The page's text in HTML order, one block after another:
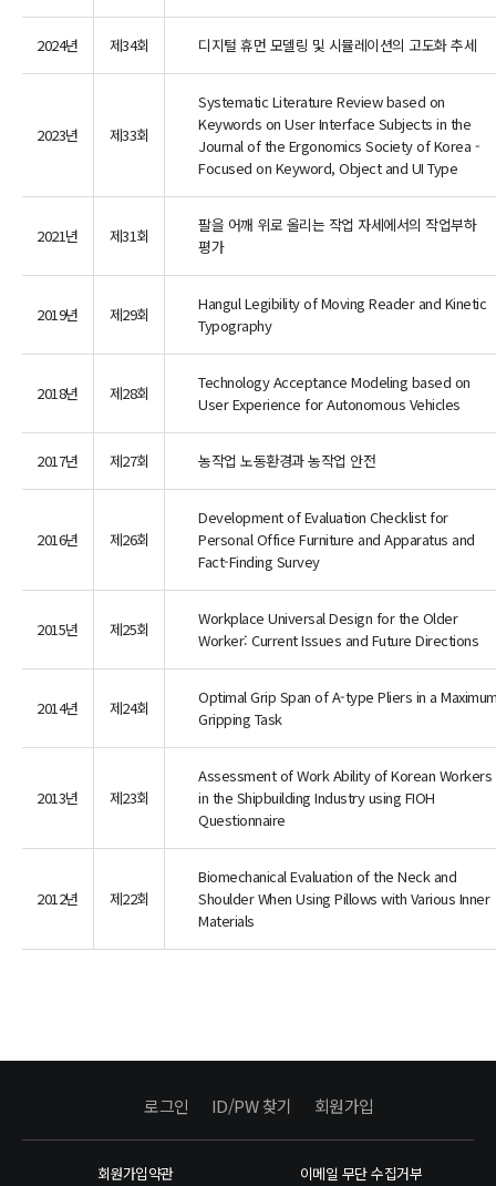
2024년 제34회 디지털 휴먼 모델링 및 시뮬레이션의 고도화 추세
2023년 제33회
Systematic Literature Review based on
Keywords on User Interface Subjects in the
Journal of the Ergonomics Society of Korea -
Focused on Keyword, Object and UI Type
2021년 제31회
팔을 어깨 위로 올리는 작업 자세에서의 작업부하
평가
2019년 제29회
Hangul Legibility of Moving Reader and Kinetic
Typography
2018년 제28회
Technology Acceptance Modeling based on
User Experience for Autonomous Vehicles
2017년 제27회 농작업 노동환경과 농작업 안전
2016년 제26회
Development of Evaluation Checklist for
Personal Office Furniture and Apparatus and
Fact-Finding Survey
2015년 제25회
Workplace Universal Design for the Older
Worker: Current Issues and Future Directions
2014년 제24회
Optimal Grip Span of A-type Pliers in a
Gripping Task
2013년 제23회
Assessment of Work Ability of Korean Workers
in the Shipbuilding Industry using FIOH
Questionnaire
2012년 제22회
Biomechanical Evaluation of the Neck and
Shoulder When Using Pillows with Various Inner
Materials
회원가입약관 이메일 무단 수집거부
로그인 ID/PW 찾기 회원가입